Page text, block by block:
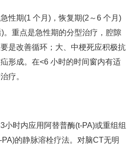
性期(1 个月)，恢复期(2～6 个月)
。重点是急性期的分型治疗，腔隙
是改善循环；大、中梗死应积极抗
形成。在<6 小时的时间窗内有适
疗。
小时内应用阿替普酶(t-PA)或重组组
的静脉溶栓疗法。对脑CT无明